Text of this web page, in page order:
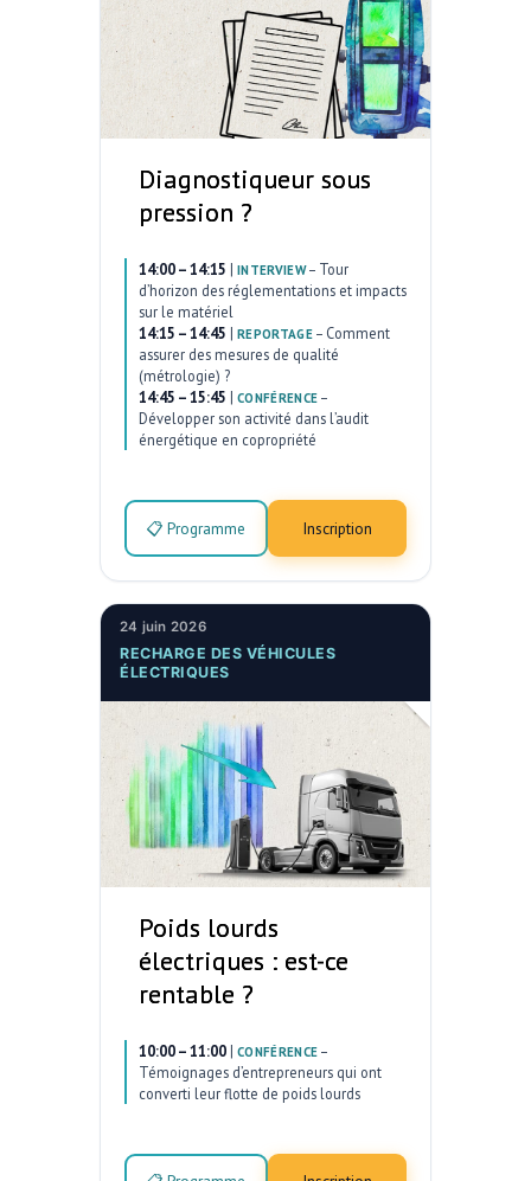
Diagnostiqueur sous
pression ?
14:00 – 14:15 | INTERVIEW– Tour
d’horizon des réglementations et impacts
sur le matériel
14:15 – 14:45 | REPORTAGE– Comment
assurer des mesures de qualité
(métrologie) ?
14:45 – 15:45 | CONFÉRENCE –
Développer son activité dans l’audit
énergétique en copropriété
📋 Programme Inscription
24 juin 2026
RECHARGE DES VÉHICULES
ÉLECTRIQUES
Poids lourds
électriques : est-ce
rentable ?
10:00 – 11:00 | CONFÉRENCE –
Témoignages d’entrepreneurs qui ont
converti leur flotte de poids lourds